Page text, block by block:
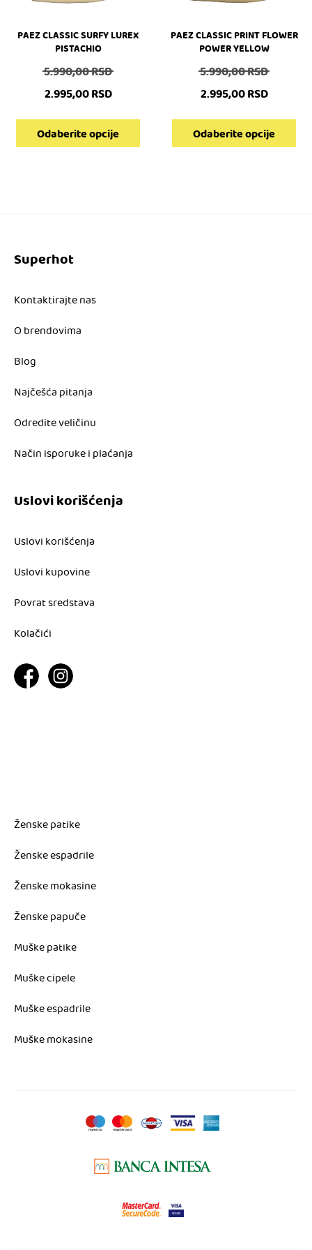
PAEZ CLASSIC SURFY LUREX
PISTACHIO
5.990,00RSDOriginalna
bila:
5.990,00 RSD.
2.995,00RSD
Trenutna
cena
je:
Odaberite opcije
Opcije
izabrane
proizvoda.
PAEZ CLASSIC PRINT FLOWER
POWER YELLOW
5.990,00RSD
bila:
2.995,00RSD
Trenutna
cena
je:
Odaberite opcije
Opcije
izabrane
proizvoda.
Superhot
Kontaktirajte nas
O brendovima
Blog
Najčešća pitanja
Odredite veličinu
Način isporuke i plaćanja
Uslovi korišćenja
Uslovi korišćenja
Uslovi kupovine
Povrat sredstava
Kolačići
Ženske patike
Ženske espadrile
Ženske mokasine
Ženske papuče
Muške patike
Muške cipele
Muške espadrile
Muške mokasine